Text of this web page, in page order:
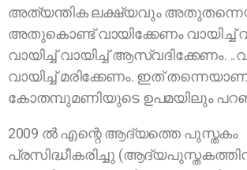
അത്യന്തിക ലക്ഷ്യവും
അതുകൊണ്ട് വായിക്കേണം വായിച്ച്
വായിച്ച് വായിച്ച് ആസ്വദിക്കേണം.
വായിച്ച് മരിക്കേണം. ഇത്
കോതമ്പുമണിയുടെ ഉപമയിലും
2009 ല്‍ എന്റെ ആദ്യത്തെ പുസ്തകം
പ്രസിദ്ധീകരിച്ചു